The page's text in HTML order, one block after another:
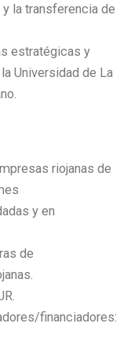
la transferencia de
estratégicas y
Universidad de La
riojanas de
y en
de
financiadores: